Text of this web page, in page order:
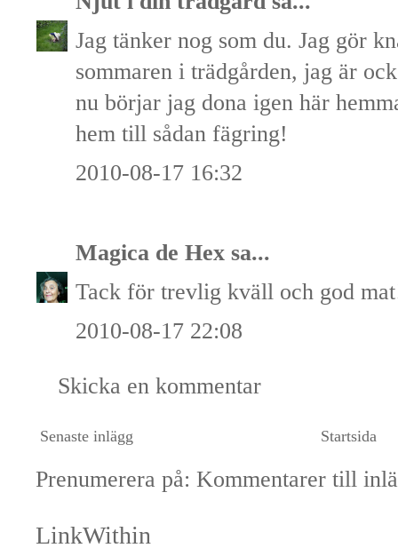
Jag tänker nog som du. Jag gör
sommaren i trädgården, jag är
nu börjar jag dona igen här
hem till sådan fägring!
2010-08-17 16:32
Magica de Hex sa...
Tack för trevlig kväll och god
2010-08-17 22:08
Skicka en kommentar
Senaste inlägg Startsida
Prenumerera på: Kommentarer till
LinkWithin